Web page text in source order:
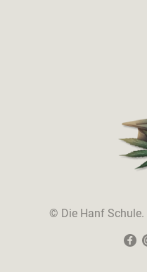
© Die Hanf Schule.